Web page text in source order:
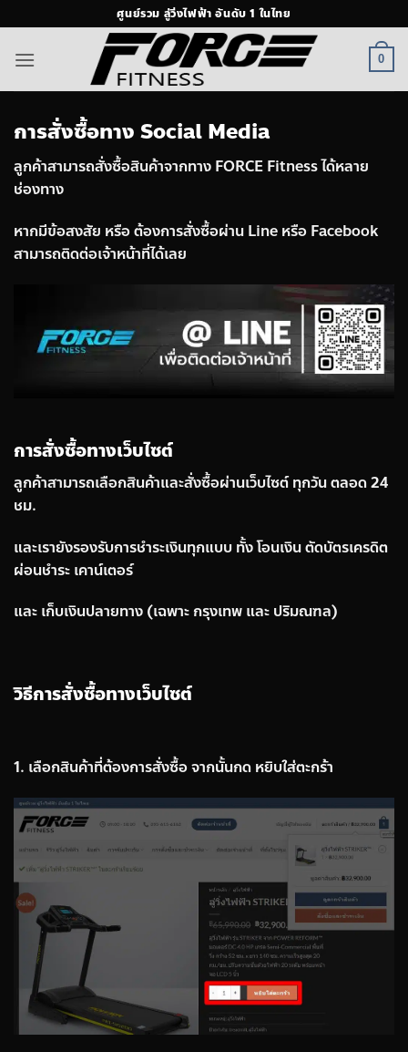
ไป
ยัง
ศูนย์รวม ลู่วิ่งไฟฟ้า อันดับ 1 ในไทย
0
การสั่งซื้อทาง Social Media
ลูกค้าสามารถสั่งซื้อสินค้าจากทาง FORCE Fitness ได้หลาย
ช่องทาง
หากมีข้อสงสัย หรือ ต้องการสั่งซื้อผ่าน Line หรือ Facebook
สามารถติดต่อเจ้าหน้าที่ได้เลย
การสั่งซื้อทางเว็บไซต์
ลูกค้าสามารถเลือกสินค้าและสั่งซื้อผ่านเว็บไซต์ ทุกวัน ตลอด 24
ชม.
และเรายังรองรับการชำระเงินทุกแบบ ทั้ง โอนเงิน ตัดบัตรเครดิต
ผ่อนชำระ เคาน์เตอร์
และ เก็บเงินปลายทาง (เฉพาะ กรุงเทพ และ ปริมณฑล)
วิธีการสั่งซื้อทางเว็บไซต์
1. เลือกสินค้าที่ต้องการสั่งซื้อ จากนั้นกด หยิบใส่ตะกร้า